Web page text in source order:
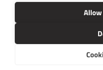
SRC sostiene